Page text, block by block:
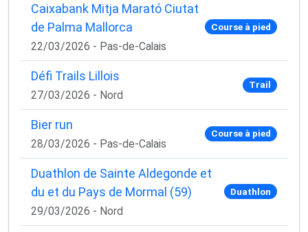
Caixabank Mitja Marató Ciutat
de Palma Mallorca
22/03/2026 - Pas-de-Calais
Course à pied
Défi Trails Lillois
27/03/2026 - Nord
Trail
Bier run
28/03/2026 - Pas-de-Calais
Course à pied
Duathlon de Sainte Aldegonde et
du et du Pays de Mormal (59)
29/03/2026 - Nord
Duathlon